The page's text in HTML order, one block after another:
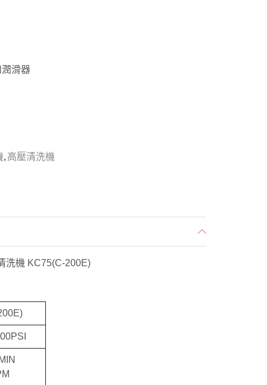
滑器
, 高壓清洗機
洗機 KC75(C-200E)